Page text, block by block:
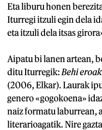
Eta liburu honen
Iturregi itzuli egin dela
eta itzuli dela itsas
Aipatu bi lanen artean,
ditu Iturregik: Behi eroak
(2006, Elkar). Laurak
genero «gogokoena»
naiz formatu laburrean,
literarioagatik. Nire